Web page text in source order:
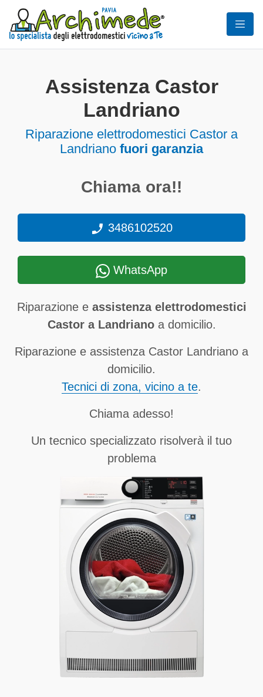
Assistenza Castor
Landriano
Riparazione elettrodomestici Castor a
Landriano fuori garanzia
Chiama ora!!
3486102520
WhatsApp
Riparazione e assistenza elettrodomestici
Castor a Landrianoa domicilio.
Riparazione e assistenza Castor Landriano a
domicilio.
Tecnici di zona, vicino a te.
Chiama adesso!
Un tecnico specializzato risolverà il tuo
problema